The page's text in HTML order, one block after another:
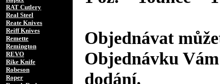
RAT Cutlery
Real Steel
Reate Knives
Reiff Knives
Remette
Remington
REVO
Rike Knife
Robeson
Roper
Objednávat
Objednávku
dodání.